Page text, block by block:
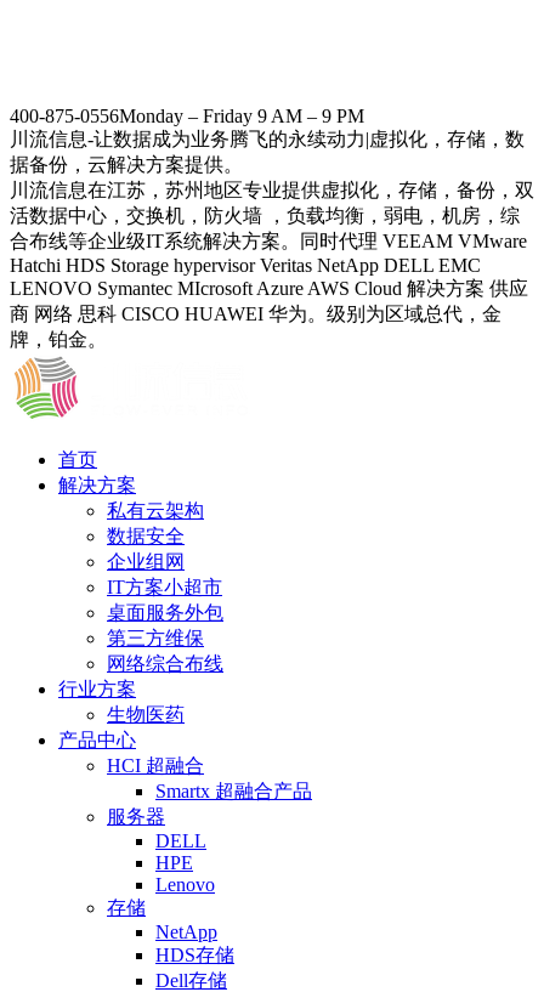
400-875-0556Monday – Friday 9 AM – 9 PM
川流信息-让数据成为业务腾飞的永续动力|虚拟化，存储，数
据备份，云解决方案提供。
川流信息在江苏，苏州地区专业提供虚拟化，存储，备份，双
活数据中心，交换机，防火墙 ，负载均衡，弱电，机房，综
合布线等企业级IT系统解决方案。同时代理 VEEAM VMware
Hatchi HDS Storage hypervisor Veritas NetApp DELL EMC
LENOVO Symantec MIcrosoft Azure AWS Cloud 解决方案 供应
商 网络 思科 CISCO HUAWEI 华为。级别为区域总代，金
牌，铂金。
首页
解决方案
私有云架构
数据安全
企业组网
IT方案小超市
桌面服务外包
第三方维保
网络综合布线
行业方案
生物医药
产品中心
HCI 超融合
Smartx 超融合产品
服务器
DELL
HPE
Lenovo
存储
NetApp
HDS存储
Dell存储